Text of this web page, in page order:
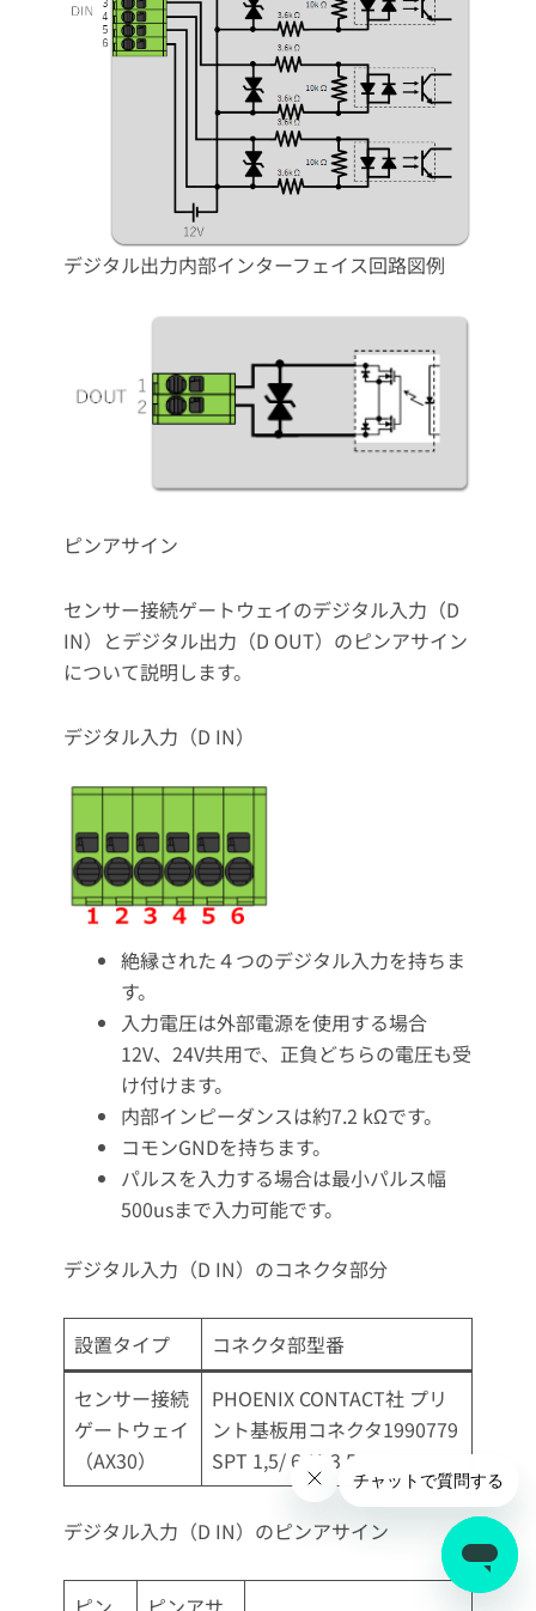
デジタル出力内部インターフェイス回路図例
ピンアサイン
センサー接続ゲートウェイのデジタル入力（D
IN）とデジタル出力（D OUT）のピンアサイン
について説明します。
デジタル入力（D IN）
絶縁された４つのデジタル入力を持ちま
す。
入力電圧は外部電源を使用する場合
12V、24V共用で、正負どちらの電圧も受
け付けます。
内部インピーダンスは約7.2 kΩです。
コモンGNDを持ちます。
パルスを入力する場合は最小パルス幅
500usまで入力可能です。
デジタル入力（D IN）のコネクタ部分
設置タイプ
コネクタ部型番
センサー接続
ゲートウェイ
（AX30）
PHOENIX CONTACT社 プリ
ント基板用コネクタ1990779
SPT 1,5/ 6-H-3,5
デジタル入力（D IN）のピンアサイン